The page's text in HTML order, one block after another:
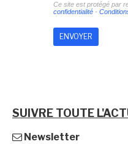
Ce site est protégé par
confidentialité-
SUIVRE TOUTE
Newsletter